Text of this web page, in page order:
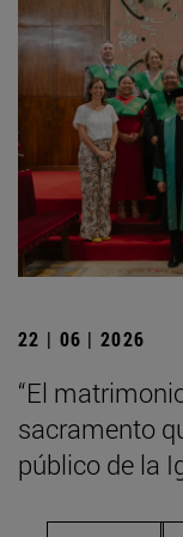
22 | 06 | 2026
“El
sacramento
público de la